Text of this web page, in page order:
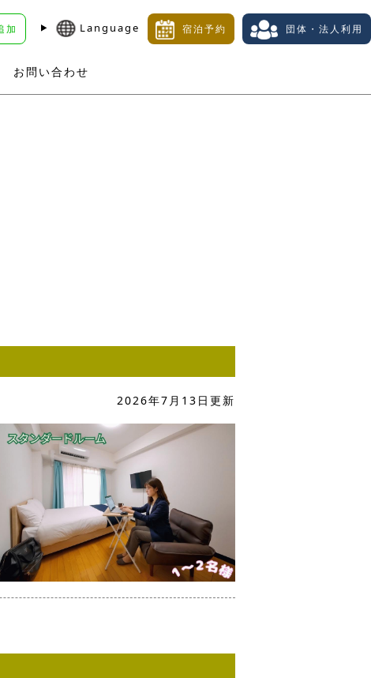
加 Language 宿泊予約 団体・法人利用
お問い合わせ
2026年7月13日更新